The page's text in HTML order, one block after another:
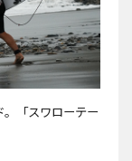
「スワローテー